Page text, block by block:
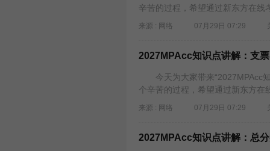
辛苦的过程，希望通过新东方在
来源 : 网络 07月29日 07:29
2027MPAcc知识点讲解：支
今天为大家带来“2027MPAcc知
个辛苦的过程，希望通过新东方
来源 : 网络 07月29日 07:29
2027MPAcc知识点讲解：总